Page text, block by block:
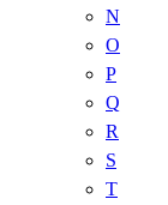
N
O
P
Q
R
S
T